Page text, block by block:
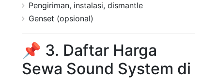
Pengiriman, instalasi, dismantle
Genset (opsional)
📌 3. Daftar Harga
Sewa Sound System di